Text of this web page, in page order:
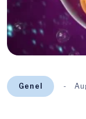
Genel